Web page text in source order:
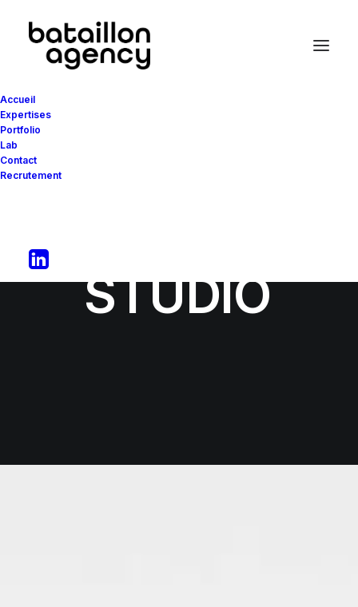
Accueil
Expertises
Portfolio
Lab
Contact
Recrutement
ECHO
STUDIO